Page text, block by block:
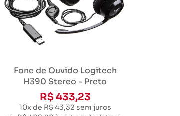
Fone de Ouvido Logitech
H390 Stereo - Preto
R$ 433,23
10x de R$ 43,32 sem juros